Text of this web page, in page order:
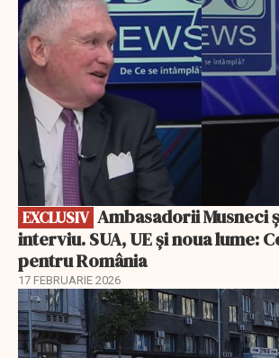
EXCLUSIV
interviu. SUA, UE și noua lume:
pentru România
17 FEBRUARIE 2026